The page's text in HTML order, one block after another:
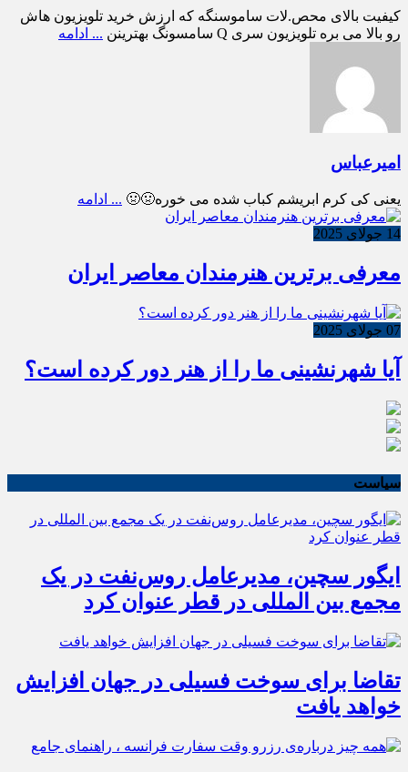
کیفیت بالای محص.لات ساموسنگه که ارزش خرید تلویزیون هاش
رو بالا می بره تلویزیون سری Q سامسونگ بهترینن
... ادامه
امیرعباس
یعنی کی کرم ابریشم کباب شده می خوره🤢🤢 ... ادامه
14 جولای 2025
معرفی برترین هنرمندان معاصر ایران
07 جولای 2025
آیا شهرنشینی ما را از هنر دور کرده است؟
سیاست
ایگور سچین، مدیرعامل روس‌نفت در یک
مجمع بین المللی در قطر عنوان کرد
تقاضا برای سوخت فسیلی در جهان افزایش
خواهد یافت